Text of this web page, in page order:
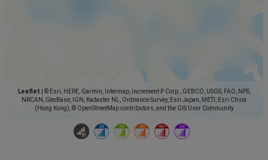
Leaflet
© Esri, HERE, Garmin, Intermap, increment P Corp., GEBCO, USGS, FAO, NPS,
NRCAN, GeoBase, IGN, Kadaster NL, Ordnance Survey, Esri Japan, METI, Esri China
(Hong Kong), © OpenStreetMap contributors, and the GIS User Community